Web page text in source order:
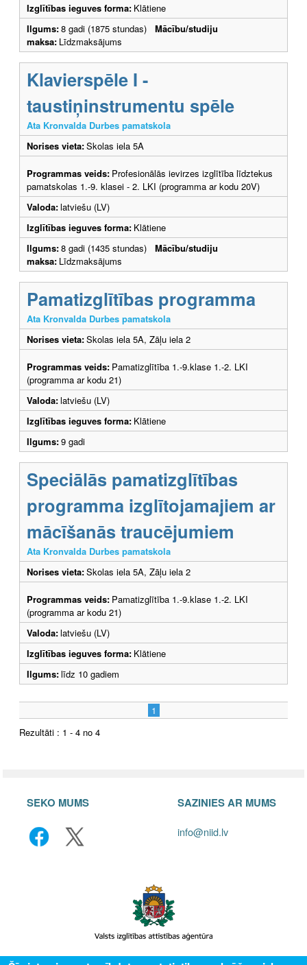
Izglītības ieguves forma: Klātiene
Ilgums:8 gadi (1875 stundas) Mācību/studiju
maksa: Līdzmaksājums
Klavierspēle I -
taustiņinstrumentu spēle
Ata Kronvalda Durbes pamatskola
Norises vieta:Skolas iela 5A
Programmas veids: Profesionālās ievirzes izglītība līdztekus
pamatskolas 1.-9. klasei - 2. LKI (programma ar kodu 20V)
Valoda:latviešu (LV)
Izglītības ieguves forma: Klātiene
Ilgums:8 gadi (1435 stundas) Mācību/studiju
maksa: Līdzmaksājums
Pamatizglītības programma
Ata Kronvalda Durbes pamatskola
Norises vieta:Skolas iela 5A, Zāļu iela 2
Programmas veids: Pamatizglītība 1.-9.klase 1.-2. LKI
(programma ar kodu 21)
Valoda:latviešu (LV)
Izglītības ieguves forma: Klātiene
Ilgums:9 gadi
Speciālās pamatizglītības
programma izglītojamajiem ar
mācīšanās traucējumiem
Ata Kronvalda Durbes pamatskola
Norises vieta:Skolas iela 5A, Zāļu iela 2
Programmas veids: Pamatizglītība 1.-9.klase 1.-2. LKI
(programma ar kodu 21)
Valoda:latviešu (LV)
Izglītības ieguves forma: Klātiene
Ilgums:līdz 10 gadiem
1
Rezultāti : 1 - 4 no 4
SEKO MUMS SAZINIES AR MUMS
info@niid.lv